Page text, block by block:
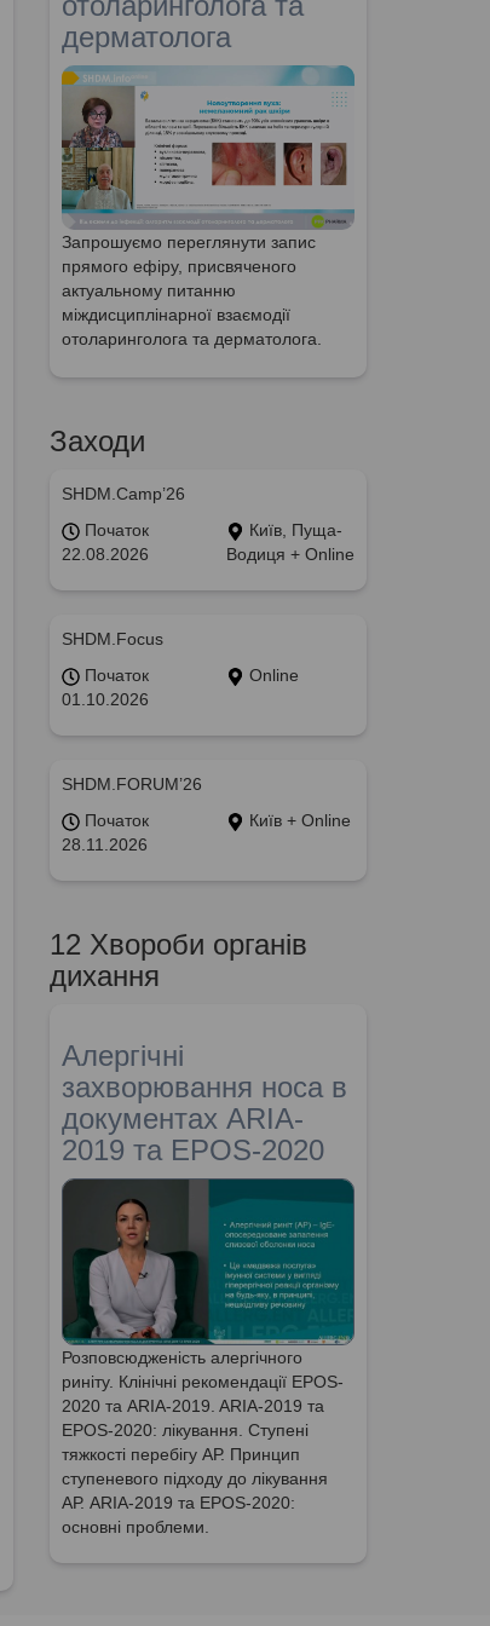
дерматолога
Запрошуємо переглянути запис
прямого ефіру, присвяченого
актуальному питанню
міждисциплінарної взаємодії
отоларинголога та дерматолога.
Заходи
SHDM.Camp’26
Початок
22.08.2026
Київ, Пуща-
Водиця + Online
SHDM.Focus
Початок
01.10.2026
Online
SHDM.FORUM’26
Початок
28.11.2026
Київ + Online
12 Хвороби органів
дихання
Алергічні
захворювання носа в
документах ARIA-
2019 та EPOS-2020
Розповсюдженість алергічного
риніту. Клінічні рекомендації EPOS-
2020 та ARIA-2019. ARIA-2019 та
EPOS-2020: лікування. Ступені
тяжкості перебігу АР. Принцип
ступеневого підходу до лікування
АР. ARIA-2019 та EPOS-2020:
основні проблеми.